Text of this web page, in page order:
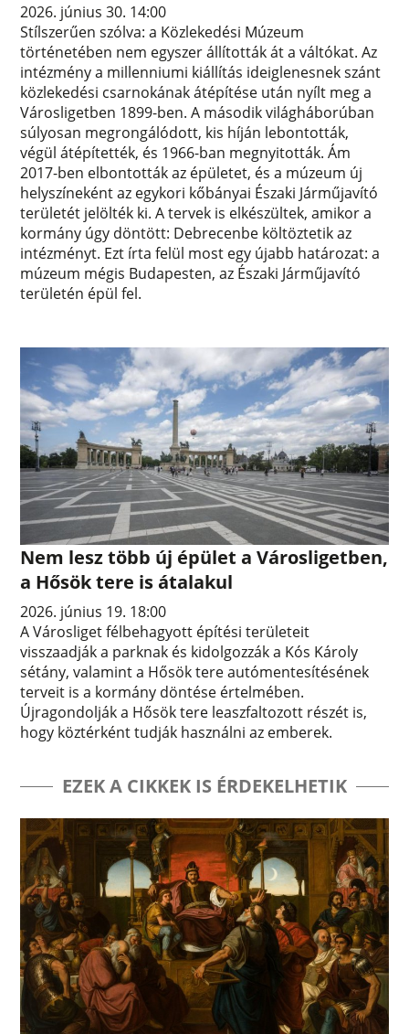
2026. június 30. 14:00
Stílszerűen szólva: a Közlekedési Múzeum
történetében nem egyszer állították át a váltókat. Az
intézmény a millenniumi kiállítás ideiglenesnek szánt
közlekedési csarnokának átépítése után nyílt meg a
Városligetben 1899-ben. A második világháborúban
súlyosan megrongálódott, kis híján lebontották,
végül átépítették, és 1966-ban megnyitották. Ám
2017-ben elbontották az épületet, és a múzeum új
helyszíneként az egykori kőbányai Északi Járműjavító
területét jelölték ki. A tervek is elkészültek, amikor a
kormány úgy döntött: Debrecenbe költöztetik az
intézményt. Ezt írta felül most egy újabb határozat: a
múzeum mégis Budapesten, az Északi Járműjavító
területén épül fel.
Nem lesz több új épület a Városligetben,
a Hősök tere is átalakul
2026. június 19. 18:00
A Városliget félbehagyott építési területeit
visszaadják a parknak és kidolgozzák a Kós Károly
sétány, valamint a Hősök tere autómentesítésének
terveit is a kormány döntése értelmében.
Újragondolják a Hősök tere leaszfaltozott részét is,
hogy köztérként tudják használni az emberek.
EZEK A CIKKEK IS ÉRDEKELHETIK